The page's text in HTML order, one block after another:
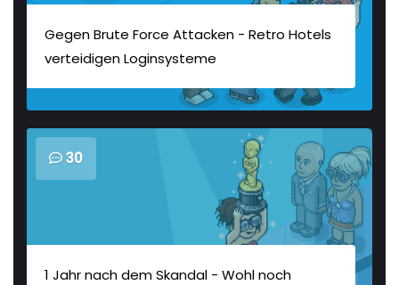
Gegen Brute Force Attacken - Retro Hotels
verteidigen Loginsysteme
30
1 Jahr nach dem Skandal - Wohl noch